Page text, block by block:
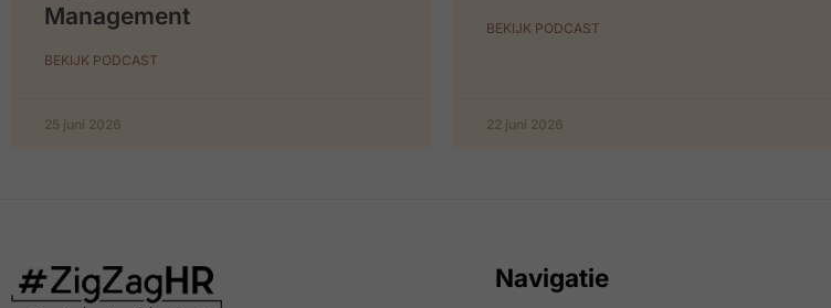
Management
BEKIJK PODCAST
25 juni 2026
BEKIJK PODCAST
22 juni 2026
Navigatie